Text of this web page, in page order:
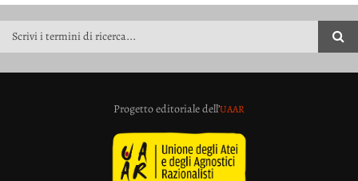
FORM DI RICERCA
Progetto editoriale dell’UAAR